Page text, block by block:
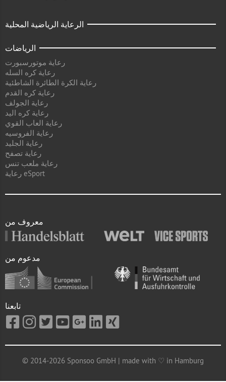
الرعاية الرياضية المحلية
الرياضات
رعاية موتورسبورت
رعاية كره السله
رعاية الكرة الطائرة الشاطئية
رعاية كره القدم
رعاية الجولف
رعاية كره اليد
رعاية العاب القوي
رعاية الفروسيه
رعاية الجليد
رعاية تصفح
رعاية ملعب تنس
رعاية eSport
معروف من
مدعوم من
تابعنا
© 2014-2026 Sponsoo GmbH | made with ♡ in Hamburg